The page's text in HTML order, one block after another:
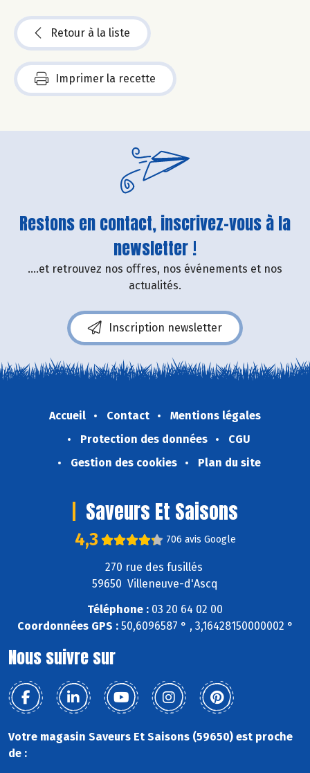
Retour à la liste
Imprimer la recette
Restons en contact, inscrivez-vous à la
newsletter !
....et retrouvez nos offres, nos événements et nos
actualités.
Inscription newsletter
Accueil Contact
Mentions légales
Protection des données
CGU
Gestion des cookies
Plan du site
Saveurs Et Saisons
4,3 706 avis Google
270 rue des fusillés
59650 Villeneuve-d'Ascq
Téléphone : 03 20 64 02 00
Coordonnées GPS :50,6096587 ° , 3,16428150000002 °
Nous suivre sur
Votre magasin Saveurs Et Saisons (59650) est proche
de :